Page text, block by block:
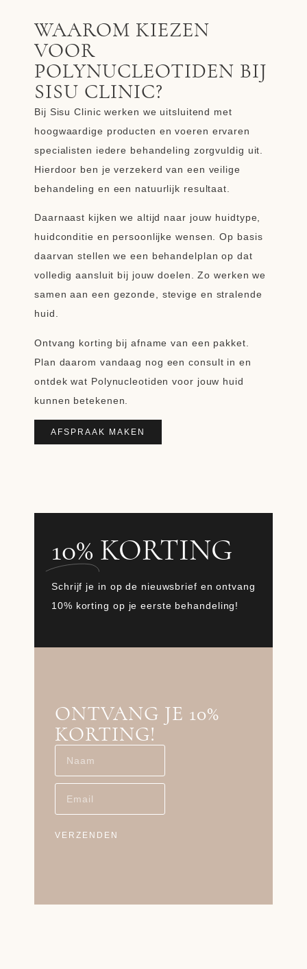
WAAROM KIEZEN
VOOR
POLYNUCLEOTIDEN BIJ
SISU CLINIC?
Bij Sisu Clinic werken we uitsluitend met
hoogwaardige producten en voeren ervaren
specialisten iedere behandeling zorgvuldig uit.
Hierdoor ben je verzekerd van een veilige
behandeling en een natuurlijk resultaat.
Daarnaast kijken we altijd naar jouw huidtype,
huidconditie en persoonlijke wensen. Op basis
daarvan stellen we een behandelplan op dat
volledig aansluit bij jouw doelen. Zo werken we
samen aan een gezonde, stevige en stralende
huid.
Ontvang korting bij afname van een pakket.
Plan daarom vandaag nog een consult in en
ontdek wat Polynucleotiden voor jouw huid
kunnen betekenen.
AFSPRAAK MAKEN
10% KORTING
Schrijf je in op de nieuwsbrief en ontvang
10% korting op je eerste behandeling!
ONTVANG JE 10%
KORTING!
VERZENDEN